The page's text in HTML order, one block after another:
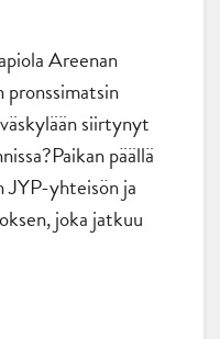
Areenan
pronssimatsin
siirtynyt
päällä
yhteisön ja
joka jatkuu